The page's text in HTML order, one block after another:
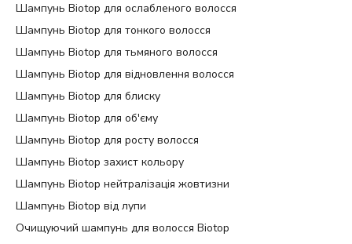
Шампунь Biotop для ослабленого волосся
Шампунь Biotop для тонкого волосся
Шампунь Biotop для тьмяного волосся
Шампунь Biotop для відновлення волосся
Шампунь Biotop для блиску
Шампунь Biotop для об'єму
Шампунь Biotop для росту волосся
Шампунь Biotop захист кольору
Шампунь Biotop нейтралізація жовтизни
Шампунь Biotop від лупи
Очищуючий шампунь для волосся Biotop